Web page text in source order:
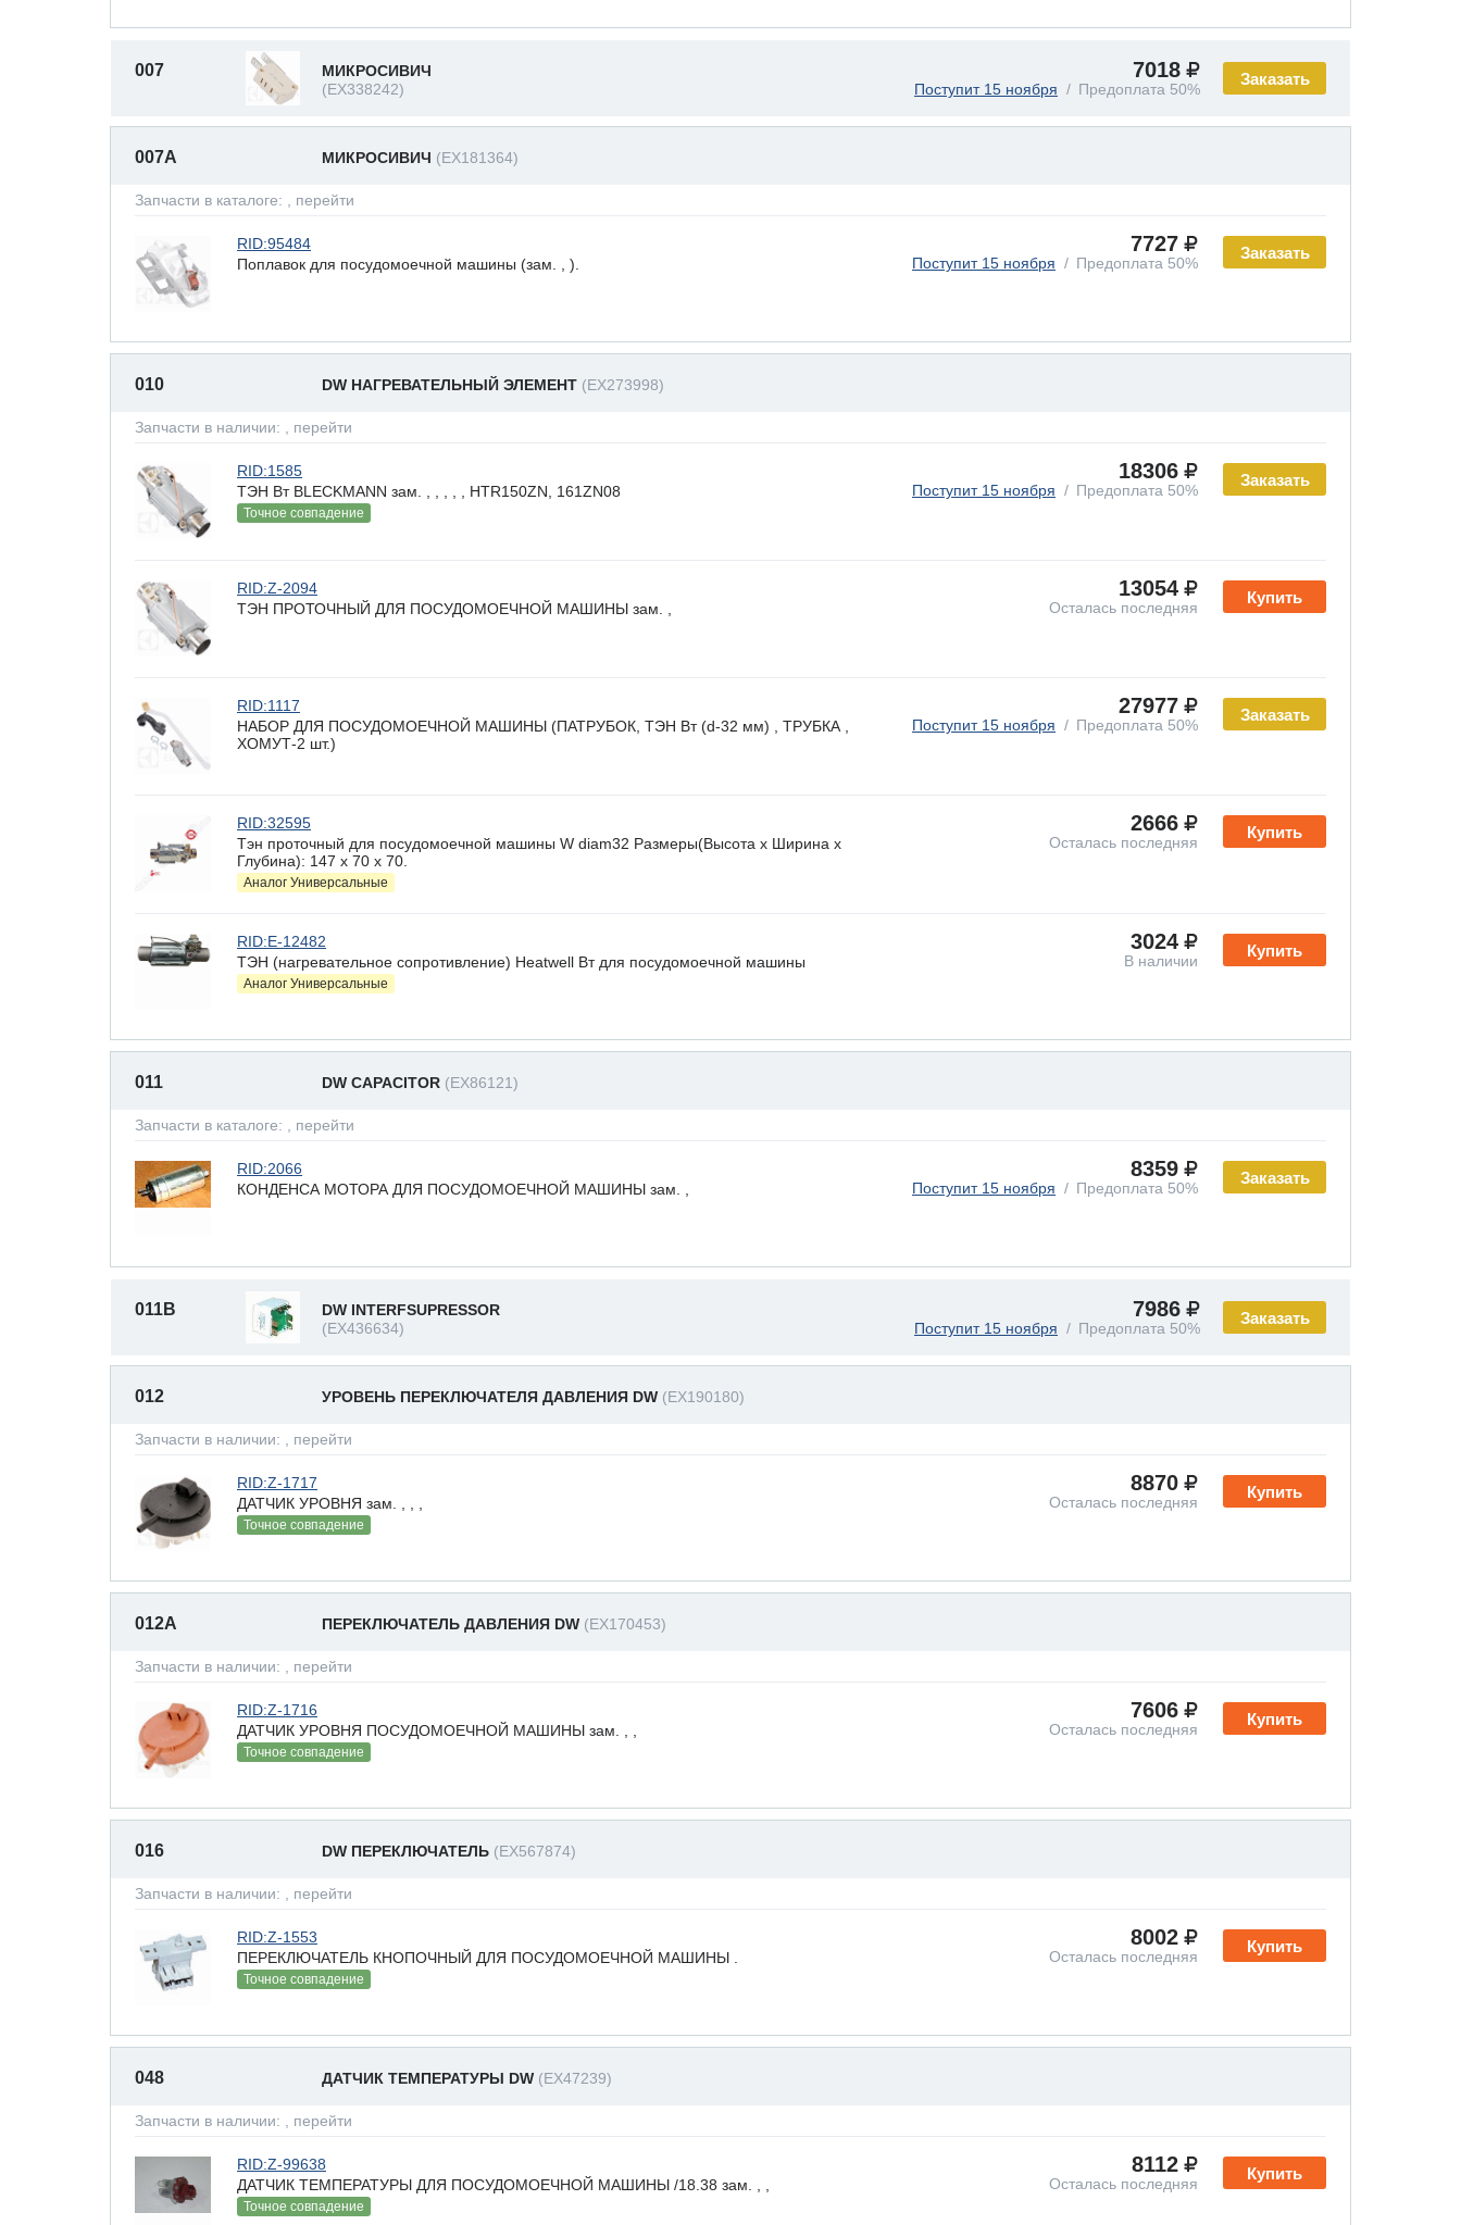
Заказать
007
МИКРОСИВИЧ
(EX338242)
7018
Поступит 15 ноября Предоплата 50%
007A МИКРОСИВИЧ (EX181364)
Запчасти в каталоге: , перейти
Заказать
RID:95484
Поплавок для посудомоечной машины (зам. , ).
7727
Поступит 15 ноября Предоплата 50%
010 DW НАГРЕВАТЕЛЬНЫЙ ЭЛЕМЕНТ (EX273998)
Запчасти в наличии: , перейти
Заказать
RID:1585
ТЭН Вт BLECKMANN зам. , , , , , HTR150ZN, 161ZN08
Точное совпадение
18306
Поступит 15 ноября Предоплата 50%
Купить
RID:Z-2094
ТЭН ПРОТОЧНЫЙ ДЛЯ ПОСУДОМОЕЧНОЙ МАШИНЫ зам. ,
13054
Осталась последняя
Заказать
RID:1117
НАБОР ДЛЯ ПОСУДОМОЕЧНОЙ МАШИНЫ (ПАТРУБОК, ТЭН Вт (d-32 мм) , ТРУБКА ,
ХОМУТ-2 шт.)
27977
Поступит 15 ноября Предоплата 50%
Купить
RID:32595
Тэн проточный для посудомоечной машины W diam32 Размеры(Высота х Ширина х
Глубина): 147 x 70 х 70.
Аналог Универсальные
2666
Осталась последняя
Купить
RID:E-12482
ТЭН (нагревательное сопротивление) Heatwell Вт для посудомоечной машины
Аналог Универсальные
3024
В наличии
011 DW CAPACITOR (EX86121)
Запчасти в каталоге: , перейти
Заказать
RID:2066
КОНДЕНСА МОТОРА ДЛЯ ПОСУДОМОЕЧНОЙ МАШИНЫ зам. ,
8359
Поступит 15 ноября Предоплата 50%
Заказать
011B
DW INTERFSUPRESSOR
(EX436634)
7986
Поступит 15 ноября Предоплата 50%
012 УРОВЕНЬ ПЕРЕКЛЮЧАТЕЛЯ ДАВЛЕНИЯ DW (EX190180)
Запчасти в наличии: , перейти
Купить
RID:Z-1717
ДАТЧИК УРОВНЯ зам. , , ,
Точное совпадение
8870
Осталась последняя
012A ПЕРЕКЛЮЧАТЕЛЬ ДАВЛЕНИЯ DW (EX170453)
Запчасти в наличии: , перейти
Купить
RID:Z-1716
ДАТЧИК УРОВНЯ ПОСУДОМОЕЧНОЙ МАШИНЫ зам. , ,
Точное совпадение
7606
Осталась последняя
016 DW ПЕРЕКЛЮЧАТЕЛЬ (EX567874)
Запчасти в наличии: , перейти
Купить
RID:Z-1553
ПЕРЕКЛЮЧАТЕЛЬ КНОПОЧНЫЙ ДЛЯ ПОСУДОМОЕЧНОЙ МАШИНЫ .
Точное совпадение
8002
Осталась последняя
048 ДАТЧИК ТЕМПЕРАТУРЫ DW (EX47239)
Запчасти в наличии: , перейти
Купить
RID:Z-99638
ДАТЧИК ТЕМПЕРАТУРЫ ДЛЯ ПОСУДОМОЕЧНОЙ МАШИНЫ /18.38 зам. , ,
Точное совпадение
8112
Осталась последняя